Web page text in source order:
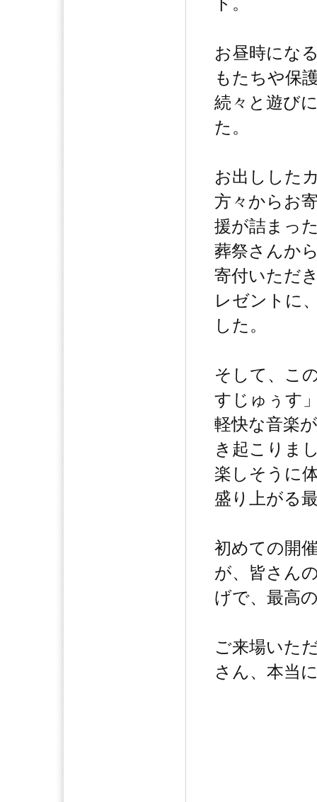
お昼時にな
もたちや保
続々と遊び
た。
お出しした
方々からお
援が詰まっ
葬祭さんか
寄付いただ
レゼントに
した。
そして、こ
すじゅぅす
軽快な音楽
き起こりま
楽しそうに
盛り上がる
初めての開
が、皆さん
げで、最高
ご来場いた
さん、本当